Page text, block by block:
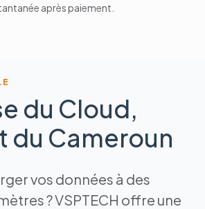
après paiement.
du Cloud,
du Cameroun
vos données à des
? VSPTECH offre une